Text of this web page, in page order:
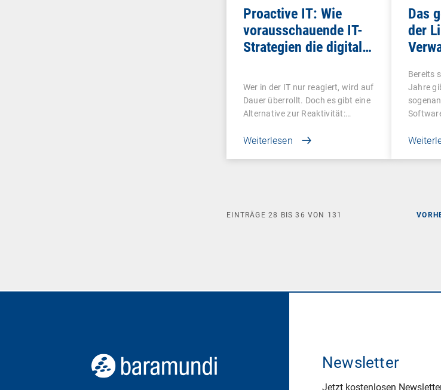
Proactive IT: Wie
vorausschauende IT-
Strategien die digitale
revolutionieren
Wer in der IT nur reagiert, wird auf
Dauer überrollt. Doch es gibt eine
Alternative zur Reaktivität:…
Weiterlesen
Das
der
Bereits
Jahre
EINTRÄGE 28 BIS36 VON 131
Newsletter
Jetzt kostenlosen